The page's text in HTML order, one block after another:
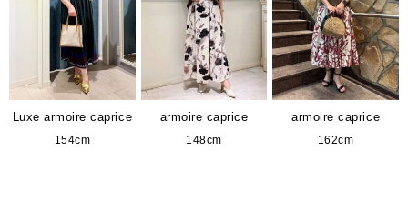
Luxe armoire caprice
154cm
armoire caprice
148cm
armoire caprice
162cm